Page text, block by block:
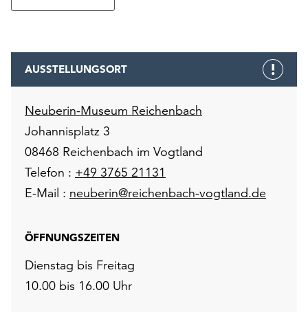
AUSSTELLUNGSORT
Neuberin-Museum Reichenbach
Johannisplatz 3
08468 Reichenbach im Vogtland
Telefon : +49 3765 21131
E-Mail : neuberin@reichenbach-vogtland.de
ÖFFNUNGSZEITEN
Dienstag bis Freitag
10.00 bis 16.00 Uhr